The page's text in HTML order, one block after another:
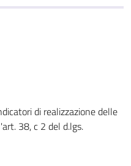
di realizzazione delle
38, c 2 del d.lgs.